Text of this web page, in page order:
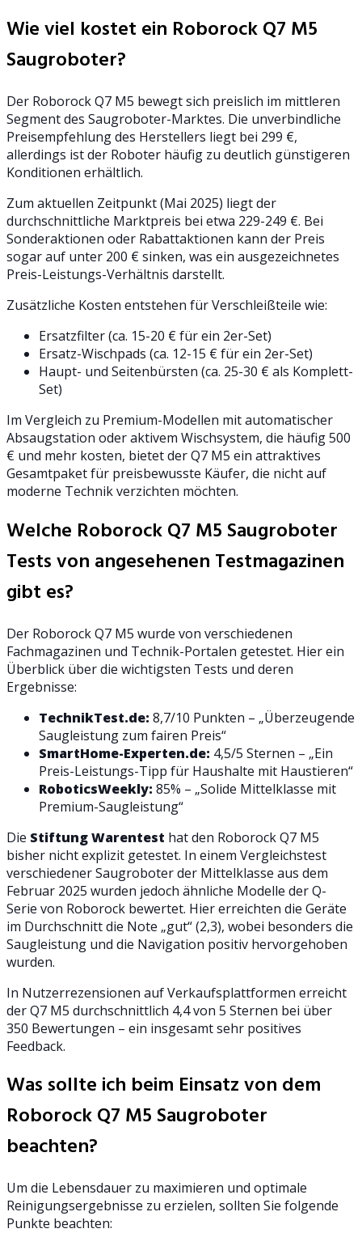
Wie viel kostet ein Roborock Q7 M5
Saugroboter?
Der Roborock Q7 M5 bewegt sich preislich im mittleren
Segment des Saugroboter-Marktes. Die unverbindliche
Preisempfehlung des Herstellers liegt bei 299 €,
allerdings ist der Roboter häufig zu deutlich günstigeren
Konditionen erhältlich.
Zum aktuellen Zeitpunkt (Mai 2025) liegt der
durchschnittliche Marktpreis bei etwa 229-249 €. Bei
Sonderaktionen oder Rabattaktionen kann der Preis
sogar auf unter 200 € sinken, was ein ausgezeichnetes
Preis-Leistungs-Verhältnis darstellt.
Zusätzliche Kosten entstehen für Verschleißteile wie:
Ersatzfilter (ca. 15-20 € für ein 2er-Set)
Ersatz-Wischpads (ca. 12-15 € für ein 2er-Set)
Haupt- und Seitenbürsten (ca. 25-30 € als Komplett-
Set)
Im Vergleich zu Premium-Modellen mit automatischer
Absaugstation oder aktivem Wischsystem, die häufig 500
€ und mehr kosten, bietet der Q7 M5 ein attraktives
Gesamtpaket für preisbewusste Käufer, die nicht auf
moderne Technik verzichten möchten.
Welche Roborock Q7 M5 Saugroboter
Tests von angesehenen Testmagazinen
gibt es?
Der Roborock Q7 M5 wurde von verschiedenen
Fachmagazinen und Technik-Portalen getestet. Hier ein
Überblick über die wichtigsten Tests und deren
Ergebnisse:
TechnikTest.de: 8,7/10 Punkten – „Überzeugende
Saugleistung zum fairen Preis“
SmartHome-Experten.de: 4,5/5 Sternen – „Ein
Preis-Leistungs-Tipp für Haushalte mit Haustieren“
RoboticsWeekly: 85% – „Solide Mittelklasse mit
Premium-Saugleistung“
Die Stiftung Warentest hat den Roborock Q7 M5
bisher nicht explizit getestet. In einem Vergleichstest
verschiedener Saugroboter der Mittelklasse aus dem
Februar 2025 wurden jedoch ähnliche Modelle der Q-
Serie von Roborock bewertet. Hier erreichten die Geräte
im Durchschnitt die Note „gut“ (2,3), wobei besonders die
Saugleistung und die Navigation positiv hervorgehoben
wurden.
In Nutzerrezensionen auf Verkaufsplattformen erreicht
der Q7 M5 durchschnittlich 4,4 von 5 Sternen bei über
350 Bewertungen – ein insgesamt sehr positives
Feedback.
Was sollte ich beim Einsatz von dem
Roborock Q7 M5 Saugroboter
beachten?
Um die Lebensdauer zu maximieren und optimale
Reinigungsergebnisse zu erzielen, sollten Sie folgende
Punkte beachten: